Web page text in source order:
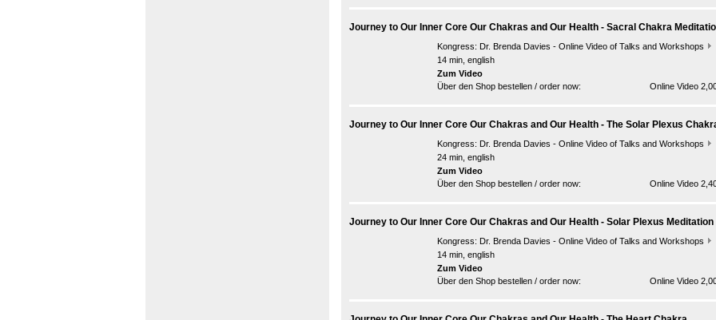
Journey to Our Inner Core Our Chakras and Our Health - Sacral Chakra
Kongress: Dr. Brenda Davies - Online Video of Talks and Workshops
14 min, english
Zum Video
Über den Shop bestellen / order now:
Online Video
Journey to Our Inner Core Our Chakras and Our Health - The Solar Plexus
Kongress: Dr. Brenda Davies - Online Video of Talks and Workshops
24 min, english
Zum Video
Über den Shop bestellen / order now:
Online Video
Journey to Our Inner Core Our Chakras and Our Health - Solar Plexus Meditation
Kongress: Dr. Brenda Davies - Online Video of Talks and Workshops
14 min, english
Zum Video
Über den Shop bestellen / order now:
Online Video